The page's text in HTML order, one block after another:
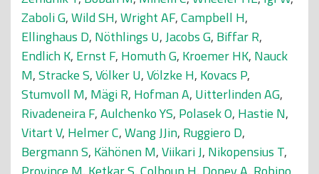
Zaboli G,Wild SH,Wright AF,Campbell H,
Ellinghaus D, Nöthlings U,Jacobs G, Biffar R,
Endlich K, Ernst F, Homuth G, Kroemer HK, Nauck
M,Stracke S,Völker U,Völzke H, Kovacs P,
Stumvoll M, Mägi R, Hofman A, Uitterlinden AG,
Rivadeneira F,Aulchenko YS, Polasek O, Hastie N,
Vitart V, Helmer C,Wang JJin, Ruggiero D,
Bergmann S, Kähönen M,Viikari J, Nikopensius T,